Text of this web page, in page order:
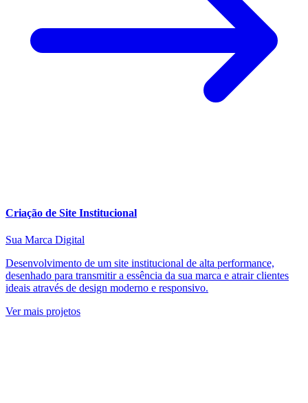
Criação de Site Institucional
Sua Marca Digital
Desenvolvimento de um site institucional de alta performance,
desenhado para transmitir a essência da sua marca e atrair clientes
ideais através de design moderno e responsivo.
Ver mais projetos